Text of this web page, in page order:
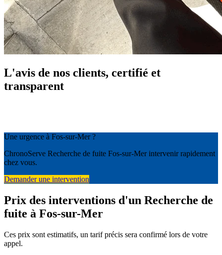
L'avis de nos clients, certifié et
transparent
Une urgence à Fos-sur-Mer ?
ChronoServe Recherche de fuite Fos-sur-Mer intervenir rapidement
chez vous.
Demander une intervention
Prix des interventions d'un Recherche de
fuite à Fos-sur-Mer
Ces prix sont estimatifs, un tarif précis sera confirmé lors de votre
appel.